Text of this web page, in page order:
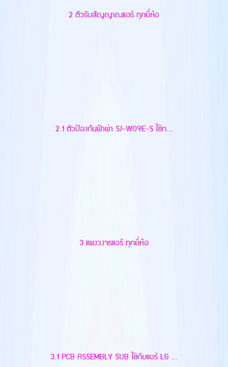
2 ตัวรับสัญญาณแอร์ ทุกยี่ห้อ
2.1 ตัวป้องกันฟ้าผ่า SJ-W09E-S ใช้ก...
3 แผงวงจรแอร์ ทุกยี่ห้อ
3.1 PCB ASSEMBLY SUB ใช้กับแอร์ LG ...